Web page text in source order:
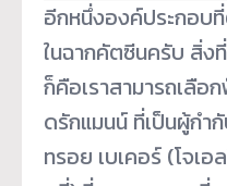
อีกหนึ่งองค์ประกอ
ในฉากคัตซีนครับ สิ่งที่
ก็คือเราสามารถเลือ
ดรักแมนน์ ที่เป็นผู้กำ
ทรอย เบเคอร์ (โจเ